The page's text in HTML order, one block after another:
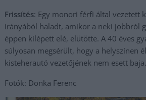
Frissítés: Egy monori férfi által vezetett
irányából haladt, amikor a neki jobbról
éppen kilépett elé, elütötte. A 40 éves
súlyosan megsérült, hogy a helyszínen
kisteherautó vezetőjének nem esett baja.
Fotók: Donka Ferenc